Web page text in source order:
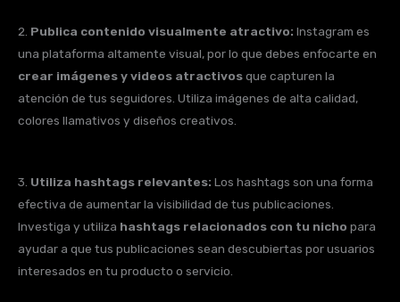
2. Publica contenido visualmente atractivo: Instagram es
una plataforma altamente visual, por lo que debes enfocarte en
crear imágenes y videos atractivosque capturen la
atención de tus seguidores. Utiliza imágenes de alta calidad,
colores llamativos y diseños creativos.
3. Utiliza hashtags relevantes: Los hashtags son una forma
efectiva de aumentar la visibilidad de tus publicaciones.
Investiga y utiliza hashtags relacionados con tu nicho para
ayudar a que tus publicaciones sean descubiertas por usuarios
interesados en tu producto o servicio.